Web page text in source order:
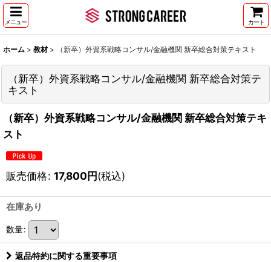
メニュー カート
ホーム > 教材 > （新卒）外資系戦略コンサル/金融機関 新卒総合対策テキスト
（新卒）外資系戦略コンサル/金融機関 新卒総合対策テ
キスト
（新卒）外資系戦略コンサル/金融機関 新卒総合対策テキ
スト
販売価格: 17,800円(税込)
在庫あり
数量:
返品特約に関する重要事項